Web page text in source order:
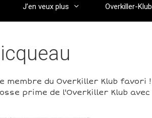
J’en veux plus Overkiller-Klub
du Overkiller Klub favori !
prime de l'Overkiller Klub avec